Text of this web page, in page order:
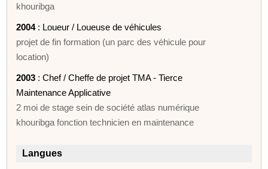
khouribga
2004: Loueur / Loueuse de véhicules
projet de fin formation (un parc des véhicule pour
location)
2003 : Chef / Cheffe de projet TMA - Tierce
Maintenance Applicative
2 moi de stage sein de société atlas numérique
khouribga fonction technicien en maintenance
Langues